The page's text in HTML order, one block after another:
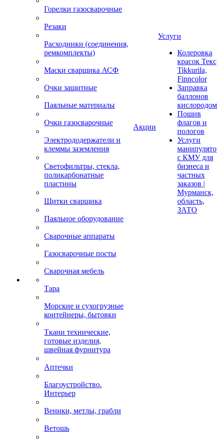
Горелки газосварочные
Резаки
Расходники (соединения,
ремкомплекты)
Маски сварщика АСФ
Очки защитные
Паяльные материалы
Очки газосварочные
Электрододержатели и
клеммы заземления
Светофильтры, стекла,
поликарбонатные
пластины
Щитки сварщика
Паяльное оборудование
Сварочные аппараты
Газосварочные посты
Сварочная мебель
Тара
Морские и сухогрузные
контейнеры, бытовки
Ткани технические,
готовые изделия,
швейная фурнитура
Аптечки
Благоустройство.
Интерьер
Веники, метлы, грабли
Ветошь
Акции
Услуги
Колеровка
красок
Tikkurila,
Finncolor
Заправка
баллонов
кислородом
Пошив
флагов и
пологов
Услуги
с КМУ для
бизнеса и
частных
заказов |
Мурманск,
область,
ЗАТО